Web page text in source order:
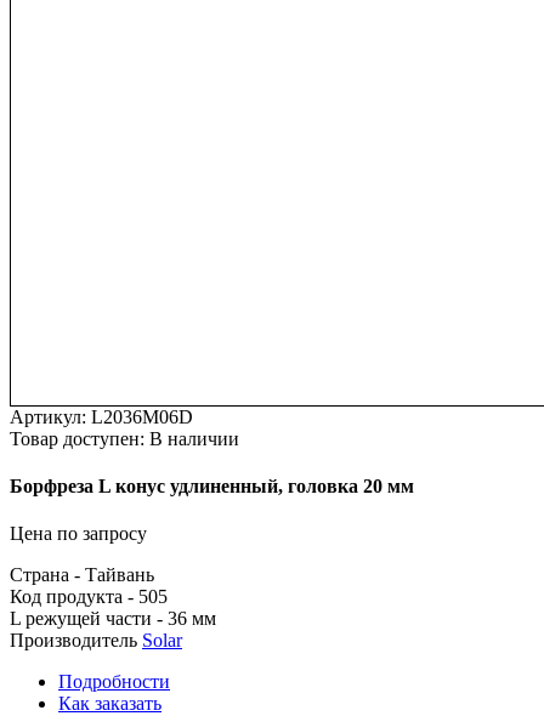
Артикул: L2036M06D
Товар доступен: В наличии
Борфреза L конус удлиненный, головка 20 мм
Цена по запросу
Страна - Тайвань
Код продукта - 505
L режущей части - 36 мм
Производитель Solar
Подробности
Как заказать